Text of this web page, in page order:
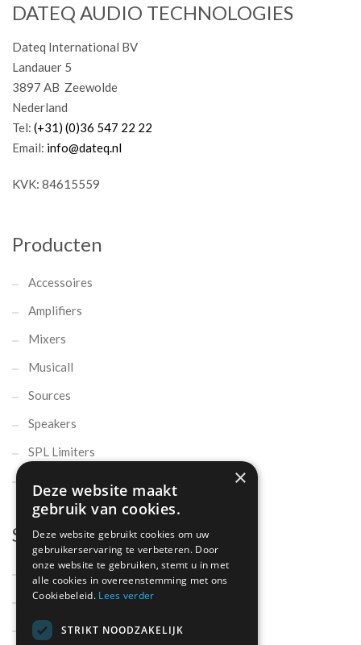
DATEQ AUDIO TECHNOLOGIES
Dateq International BV
Landauer 5
3897 AB Zeewolde
Nederland
Tel: (+31) (0)36 547 22 22
Email: info@dateq.nl
KVK: 84615559
Producten
Accessoires
Amplifiers
Mixers
Musicall
Sources
Speakers
SPL Limiters
Support
Support
Contact
Onderdelen
×
Deze website maakt
gebruik van cookies.
Deze website gebruikt cookies om uw
gebruikerservaring te verbeteren. Door
onze website te gebruiken, stemt u in met
alle cookies in overeenstemming met ons
Cookiebeleid. Lees verder
STRIKT NOODZAKELIJK